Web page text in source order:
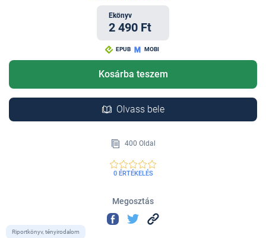
Ekönyv
2 490 Ft
EPUB MOBI
Kosárba teszem
Olvass bele
400 Oldal
0 ÉRTÉKELÉS
Megosztás
Riportkönyv, tényirodalom